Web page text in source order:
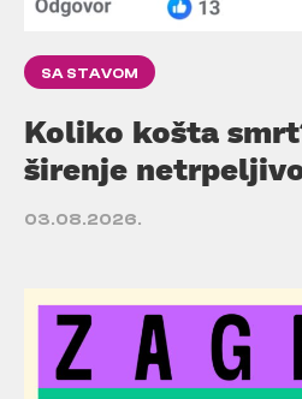
SA STAVOM
Koliko košta
širenje
03.08.2026.